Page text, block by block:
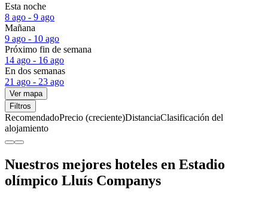
Esta noche
8 ago - 9 ago
Mañana
9 ago - 10 ago
Próximo fin de semana
14 ago - 16 ago
En dos semanas
21 ago - 23 ago
Ver mapa
Filtros
RecomendadoPrecio (creciente)DistanciaClasificación del
alojamiento
Nuestros mejores hoteles en Estadio
olímpico Lluís Companys